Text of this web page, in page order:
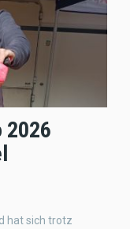
2026
hat sich trotz